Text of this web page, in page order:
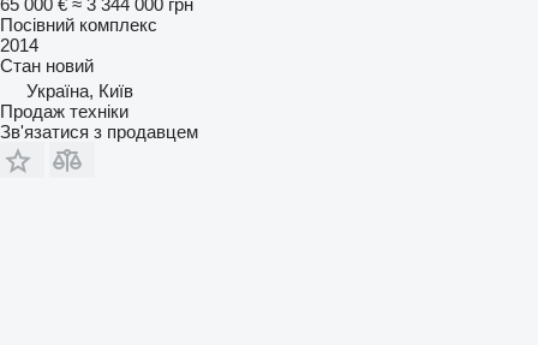
Посівний комплекс
2014
Стан новий
Україна, Київ
Продаж техніки
Зв'язатися з продавцем